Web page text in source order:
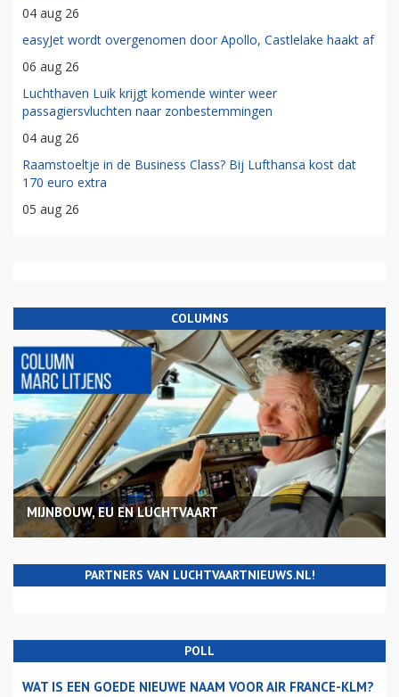
04 aug 26
easyJet wordt overgenomen door Apollo, Castlelake haakt af
06 aug 26
Luchthaven Luik krijgt komende winter weer
passagiersvluchten naar zonbestemmingen
04 aug 26
Raamstoeltje in de Business Class? Bij Lufthansa kost dat
170 euro extra
05 aug 26
COLUMNS
MIJNBOUW, EU EN LUCHTVAART
PARTNERS VAN LUCHTVAARTNIEUWS.NL!
POLL
WAT IS EEN GOEDE NIEUWE NAAM VOOR AIR FRANCE-KLM?